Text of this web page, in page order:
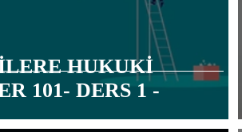
HUKUKİ
101- DERS 1 -